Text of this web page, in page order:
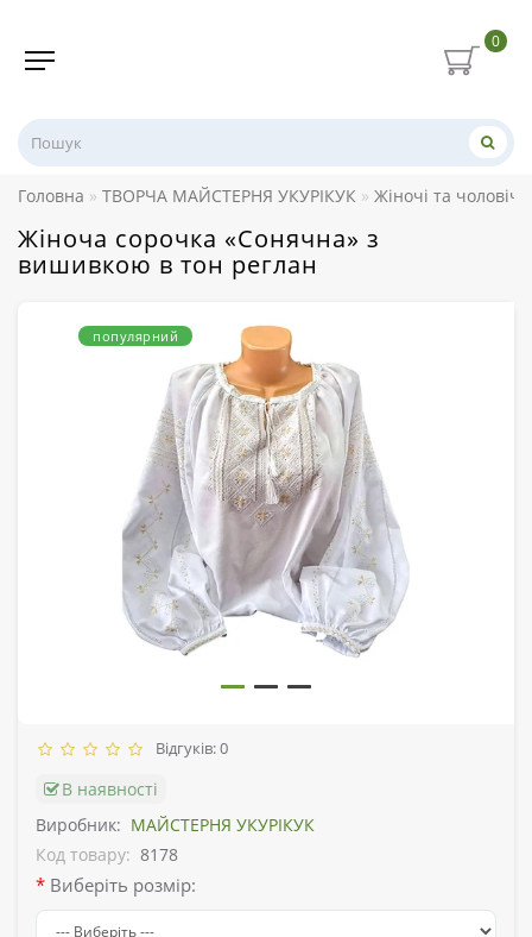
0
Головна ТВОРЧА МАЙСТЕРНЯ УКУРІКУК Жіночі та
Жіноча сорочка «Сонячна» з
вишивкою в тон реглан
популярний
Відгуків: 0
В наявності
Виробник: МАЙСТЕРНЯ УКУРІКУК
Код товару: 8178
Виберіть розмір: